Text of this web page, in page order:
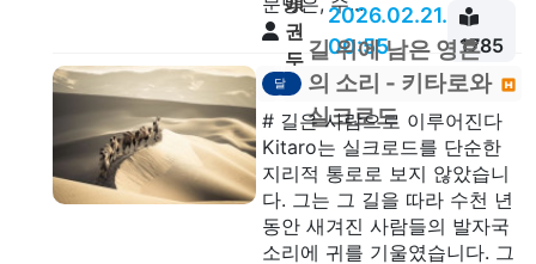
권
두
안
2026.02.21.
00:55
1785
달
음
길 위에 남은 영혼
의 소리 - 키타로와
실크로드
# 길은 사람으로 이루어진다
Kitaro는 실크로드를 단순한
지리적 통로로 보지 않았습니
다. 그는 그 길을 따라 수천 년
동안 새겨진 사람들의 발자국
소리에 귀를 기울였습니다. 그